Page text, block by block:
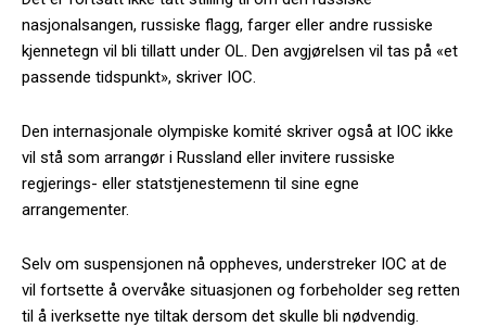
nasjonalsangen, russiske flagg, farger eller andre russiske
kjennetegn vil bli tillatt under OL. Den avgjørelsen vil tas på «et
passende tidspunkt», skriver IOC.
Den internasjonale olympiske komité skriver også at IOC ikke
vil stå som arrangør i Russland eller invitere russiske
regjerings- eller statstjenestemenn til sine egne
arrangementer.
Selv om suspensjonen nå oppheves, understreker IOC at de
vil fortsette å overvåke situasjonen og forbeholder seg retten
til å iverksette nye tiltak dersom det skulle bli nødvendig.